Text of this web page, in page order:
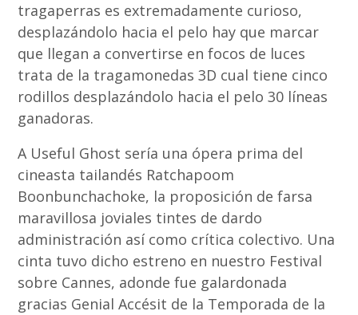
tragaperras es extremadamente curioso,
desplazándolo hacia el pelo hay que marcar
que llegan a convertirse en focos de luces
trata de la tragamonedas 3D cual tiene cinco
rodillos desplazándolo hacia el pelo 30 líneas
ganadoras.
A Useful Ghost serí­a una ópera prima del
cineasta tailandés Ratchapoom
Boonbunchachoke, la proposición de farsa
maravillosa joviales tintes de dardo
administración así­ como crítica colectivo. Una
cinta tuvo dicho estreno en nuestro Festival
sobre Cannes, adonde fue galardonada
gracias Genial Accésit de la Temporada de la